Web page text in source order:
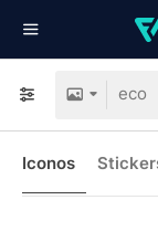
Iconos